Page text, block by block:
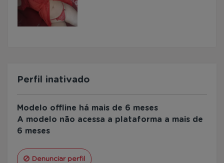
Perfil inativado
Modelo offline há mais de 6 meses
A modelo não acessa a plataforma a mais de
6 meses
Denunciar perfil